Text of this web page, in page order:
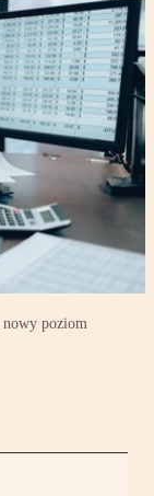
nowy poziom